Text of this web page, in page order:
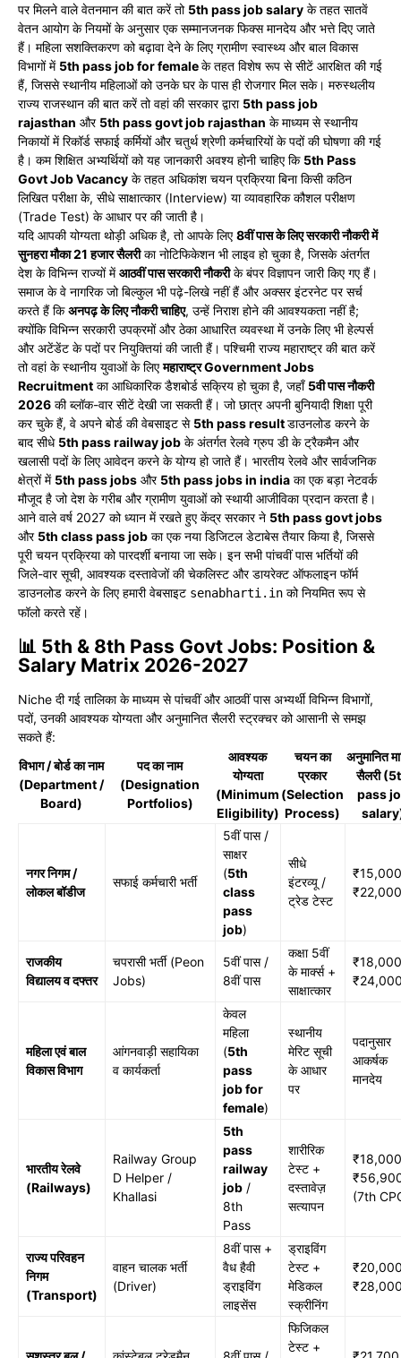
पर मिलने वाले वेतनमान की बात करें तो 5th pass job salary के तहत सातवें
वेतन आयोग के नियमों के अनुसार एक सम्मानजनक फिक्स मानदेय और भत्ते दिए जाते
हैं। महिला सशक्तिकरण को बढ़ावा देने के लिए ग्रामीण स्वास्थ्य और बाल विकास
विभागों में 5th pass job for femaleके तहत विशेष रूप से सीटें आरक्षित की गई
हैं, जिससे स्थानीय महिलाओं को उनके घर के पास ही रोजगार मिल सके। मरुस्थलीय
राज्य राजस्थान की बात करें तो वहां की सरकार द्वारा 5th pass job
rajasthan और 5th pass govt job rajasthan के माध्यम से स्थानीय
निकायों में रिकॉर्ड सफाई कर्मियों और चतुर्थ श्रेणी कर्मचारियों के पदों की घोषणा की गई
है। कम शिक्षित अभ्यर्थियों को यह जानकारी अवश्य होनी चाहिए कि 5th Pass
Govt Job Vacancy के तहत अधिकांश चयन प्रक्रिया बिना किसी कठिन
लिखित परीक्षा के, सीधे साक्षात्कार (Interview) या व्यावहारिक कौशल परीक्षण
(Trade Test) के आधार पर की जाती है।
यदि आपकी योग्यता थोड़ी अधिक है, तो आपके लिए8वीं पास के लिए सरकारी नौकरी में
सुनहरा मौका 21 हजार सैलरीका नोटिफिकेशन भी लाइव हो चुका है, जिसके अंतर्गत
देश के विभिन्न राज्यों मेंआठवीं पास सरकारी नौकरीके बंपर विज्ञापन जारी किए गए हैं।
समाज के वे नागरिक जो बिल्कुल भी पढ़े-लिखे नहीं हैं और अक्सर इंटरनेट पर सर्च
करते हैं किअनपढ़ के लिए नौकरी चाहिए, उन्हें निराश होने की आवश्यकता नहीं है;
क्योंकि विभिन्न सरकारी उपक्रमों और ठेका आधारित व्यवस्था में उनके लिए भी हेल्पर्स
और अटेंडेंट के पदों पर नियुक्तियां की जाती हैं। पश्चिमी राज्य महाराष्ट्र की बात करें
तो वहां के स्थानीय युवाओं के लिएमहाराष्ट्र Government Jobs
Recruitment का आधिकारिक डैशबोर्ड सक्रिय हो चुका है, जहाँ 5वी पास नौकरी
2026 की ब्लॉक-वार सीटें देखी जा सकती हैं। जो छात्र अपनी बुनियादी शिक्षा पूरी
कर चुके हैं, वे अपने बोर्ड की वेबसाइट से 5th pass resultडाउनलोड करने के
बाद सीधे 5th pass railway job के अंतर्गत रेलवे ग्रुप डी के ट्रैकमैन और
खलासी पदों के लिए आवेदन करने के योग्य हो जाते हैं। भारतीय रेलवे और सार्वजनिक
क्षेत्रों में 5th pass jobs और 5th pass jobs in india का एक बड़ा नेटवर्क
मौजूद है जो देश के गरीब और ग्रामीण युवाओं को स्थायी आजीविका प्रदान करता है।
आने वाले वर्ष 2027 को ध्यान में रखते हुए केंद्र सरकार ने 5th pass govt jobs
और 5th class pass job का एक नया डिजिटल डेटाबेस तैयार किया है, जिससे
पूरी चयन प्रक्रिया को पारदर्शी बनाया जा सके। इन सभी पांचवीं पास भर्तियों की
जिले-वार सूची, आवश्यक दस्तावेजों की चेकलिस्ट और डायरेक्ट ऑफलाइन फॉर्म
डाउनलोड करने के लिए हमारी वेबसाइट senabharti.in को नियमित रूप से
फॉलो करते रहें।
📊 5th & 8th Pass Govt Jobs: Position &
Salary Matrix 2026-2027
Niche दी गई तालिका के माध्यम से पांचवीं और आठवीं पास अभ्यर्थी विभिन्न विभागों,
पदों, उनकी आवश्यक योग्यता और अनुमानित सैलरी स्ट्रक्चर को आसानी से समझ
सकते हैं:
विभाग / बोर्ड का नाम
(Department /
Board)
पद का नाम
(Designation
Portfolios)
आवश्यक
योग्यता
(Minimum
Eligibility)
चयन का
प्रकार
(Selection
Process)
अनुमानित
सैलरी
pass
नगर निगम /
लोकल बॉडीज
सफाई कर्मचारी भर्ती
5वीं पास /
साक्षर
(5th
class
pass
job)
सीधे
इंटरव्यू /
ट्रेड टेस्ट
राजकीय
विद्यालय व दफ्तर
चपरासी भर्ती (Peon
Jobs)
5वीं पास /
8वीं पास
कक्षा 5वीं
के मार्क्स +
साक्षात्कार
महिला एवं बाल
विकास विभाग
आंगनवाड़ी सहायिका
व कार्यकर्ता
केवल
महिला
(5th
pass
job for
female)
स्थानीय
मेरिट सूची
के आधार
पर
पदानुसार
आकर्षक
मानदेय
भारतीय रेलवे
(Railways)
Railway Group
D Helper /
Khallasi
5th
pass
railway
job /
8th
Pass
शारीरिक
टेस्ट +
दस्तावेज़
सत्यापन
(7th
राज्य परिवहन
निगम
(Transport)
वाहन चालक भर्ती
(Driver)
8वीं पास +
वैध हैवी
ड्राइविंग
लाइसेंस
ड्राइविंग
टेस्ट +
मेडिकल
स्क्रीनिंग
फिजिकल
टेस्ट +